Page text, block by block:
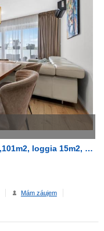
Predaj 3-izbový byt GREEN VILLAGE,101m2, loggia 15m2, Dunajská Lužná
Mám záujem